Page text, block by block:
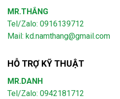
MR.THẮNG
Tel/Zalo: 0916139712
Mail: kd.namthang@gmail.com
HỖ TRỢ KỸ THUẬT
MR.DANH
Tel/Zalo: 0942181712